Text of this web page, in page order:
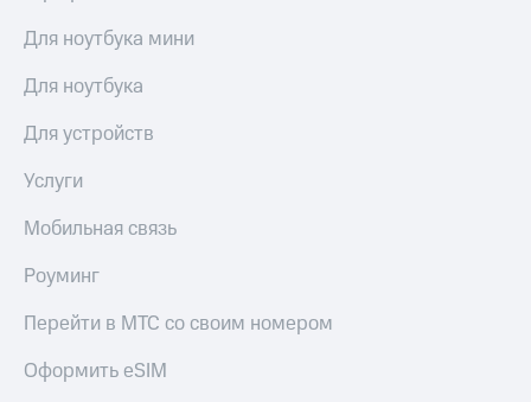
Для ноутбука мини
Для ноутбука
Для устройств
Услуги
Мобильная связь
Роуминг
Перейти в МТС со своим номером
Оформить eSIM